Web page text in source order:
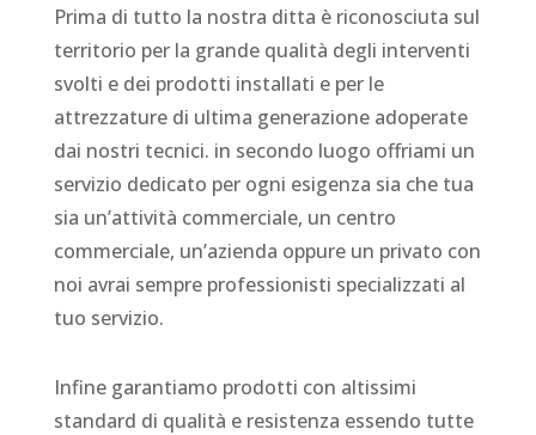
Prima di tutto la nostra ditta è riconosciuta sul
territorio per la grande qualità degli interventi
svolti e dei prodotti installati e per le
attrezzature di ultima generazione adoperate
dai nostri tecnici. in secondo luogo offriami un
servizio dedicato per ogni esigenza sia che tua
sia un’attività commerciale, un centro
commerciale, un’azienda oppure un privato con
noi avrai sempre professionisti specializzati al
tuo servizio.
Infine garantiamo prodotti con altissimi
standard di qualità e resistenza essendo tutte